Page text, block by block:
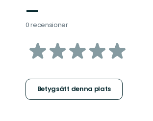
—
0 recensioner
av
stjärnor
Betygsätt denna plats